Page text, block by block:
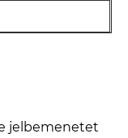
jelbemenetet